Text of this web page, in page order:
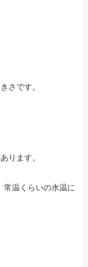
さです。
ります。
常温くらいの水温に